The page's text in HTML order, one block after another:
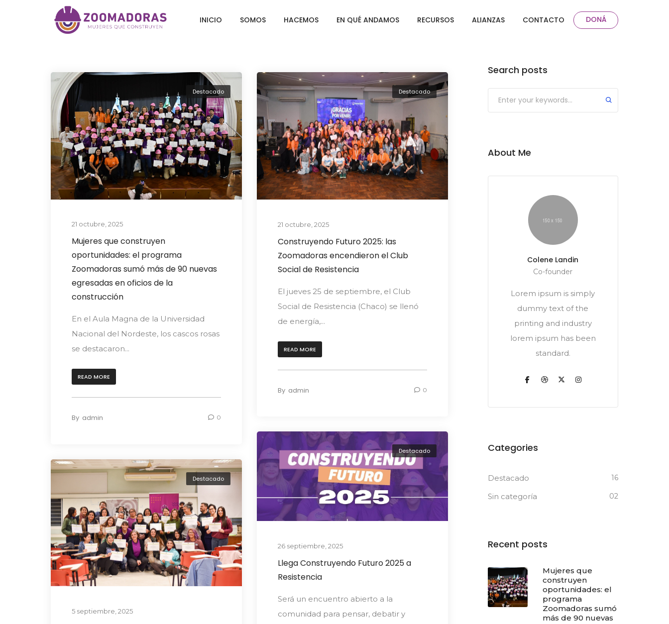
INICIO SOMOS HACEMOS EN QUÉ ANDAMOS RECURSOS ALIANZAS CONTACTO DONÁ
Destacado
21 octubre, 2025
Mujeres que construyen
oportunidades: el programa
Zoomadoras sumó más de 90 nuevas
egresadas en oficios de la
construcción
En el Aula Magna de la Universidad
Nacional del Nordeste, los cascos rosas
se destacaron...
READ MORE
By admin 0
Destacado
21 octubre, 2025
Construyendo Futuro 2025: las
Zoomadoras encendieron el Club
Social de Resistencia
El jueves 25 de septiembre, el Club
Social de Resistencia (Chaco) se llenó
de energía,...
READ MORE
By admin 0
Destacado
26 septiembre, 2025
Llega Construyendo Futuro 2025 a
Resistencia
Será un encuentro abierto a la
comunidad para pensar, debatir y
Destacado
5 septiembre, 2025
Search posts
About Me
Colene Landin
Co-founder
Lorem ipsum is simply
dummy text of the
printing and industry
lorem ipsum has been
standard.
Categories
Destacado 16
Sin categoría 02
Recent posts
Mujeres que
construyen
oportunidades: el
programa
Zoomadoras sumó
más de 90 nuevas